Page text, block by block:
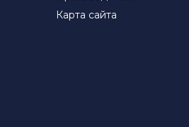
Карта сайта